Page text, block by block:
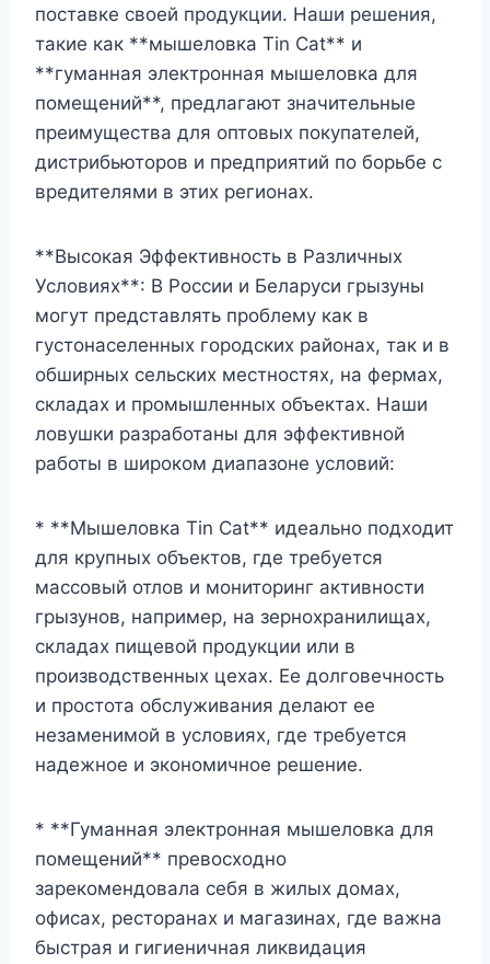
поставке своей продукции. Наши решения,
такие как **мышеловка Tin Cat** и
**гуманная электронная мышеловка для
помещений**, предлагают значительные
преимущества для оптовых покупателей,
дистрибьюторов и предприятий по борьбе с
вредителями в этих регионах.
**Высокая Эффективность в Различных
Условиях**: В России и Беларуси грызуны
могут представлять проблему как в
густонаселенных городских районах, так и в
обширных сельских местностях, на фермах,
складах и промышленных объектах. Наши
ловушки разработаны для эффективной
работы в широком диапазоне условий:
* **Мышеловка Tin Cat** идеально подходит
для крупных объектов, где требуется
массовый отлов и мониторинг активности
грызунов, например, на зернохранилищах,
складах пищевой продукции или в
производственных цехах. Ее долговечность
и простота обслуживания делают ее
незаменимой в условиях, где требуется
надежное и экономичное решение.
* **Гуманная электронная мышеловка для
помещений** превосходно
зарекомендовала себя в жилых домах,
офисах, ресторанах и магазинах, где важна
быстрая и гигиеничная ликвидация